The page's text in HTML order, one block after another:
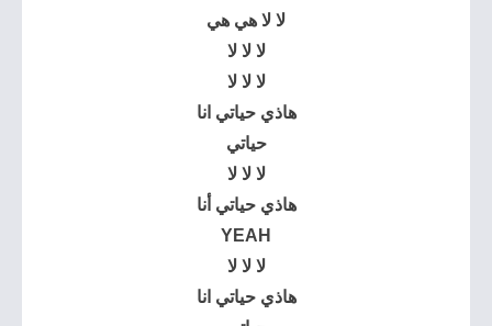
لا لا هي هي
لا لا لا
لا لا لا
هاذيحياتي انا
حياتي
لا لا لا
هاذي حياتي أنا
YEAH
لا لا لا
هاذي حياتي انا